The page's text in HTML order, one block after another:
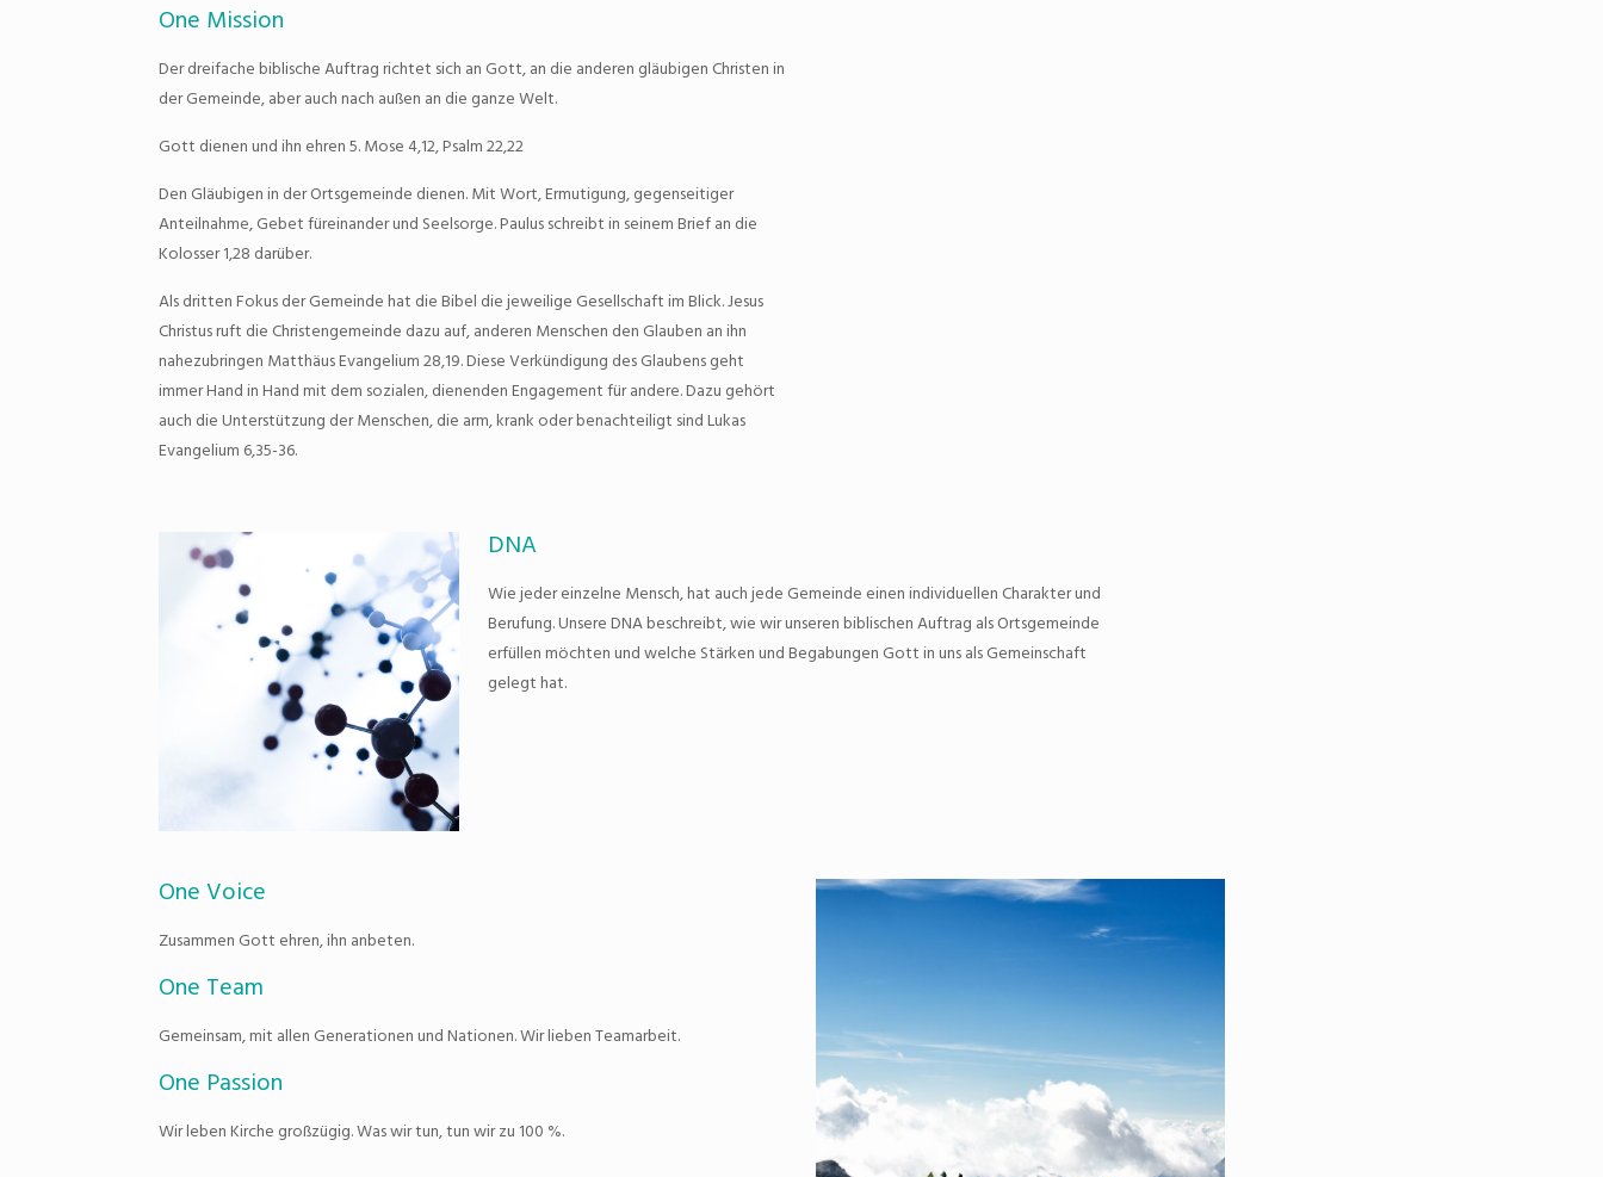
One Mission
Der dreifache biblische Auftrag richtet sich an Gott, an die anderen gläubigen Christen in
der Gemeinde, aber auch nach außen an die ganze Welt.
Gott dienen und ihn ehren 5. Mose 4,12, Psalm 22,22
Den Gläubigen in der Ortsgemeinde dienen. Mit Wort, Ermutigung, gegenseitiger
Anteilnahme, Gebet füreinander und Seelsorge. Paulus schreibt in seinem Brief an die
Kolosser 1,28 darüber.
Als dritten Fokus der Gemeinde hat die Bibel die jeweilige Gesellschaft im Blick. Jesus
Christus ruft die Christengemeinde dazu auf, anderen Menschen den Glauben an ihn
nahezubringen Matthäus Evangelium 28,19. Diese Verkündigung des Glaubens geht
immer Hand in Hand mit dem sozialen, dienenden Engagement für andere. Dazu gehört
auch die Unterstützung der Menschen, die arm, krank oder benachteiligt sind Lukas
Evangelium 6,35-36.
DNA
Wie jeder einzelne Mensch, hat auch jede Gemeinde einen individuellen Charakter und
Berufung. Unsere DNA beschreibt, wie wir unseren biblischen Auftrag als Ortsgemeinde
erfüllen möchten und welche Stärken und Begabungen Gott in uns als Gemeinschaft
gelegt hat.
One Voice
Zusammen Gott ehren, ihn anbeten.
One Team
Gemeinsam, mit allen Generationen und Nationen. Wir lieben Teamarbeit.
One Passion
Wir leben Kirche großzügig. Was wir tun, tun wir zu 100 %.